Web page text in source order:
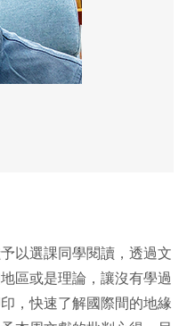
以選課同學閱讀，透過文
區或是理論，讓沒有學過
，快速了解國際間的地緣